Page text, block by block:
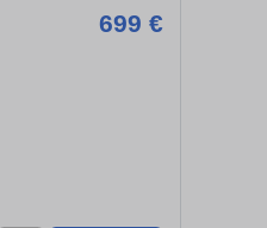
699 €